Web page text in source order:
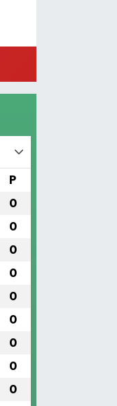
P
0
0
0
0
0
0
0
0
0